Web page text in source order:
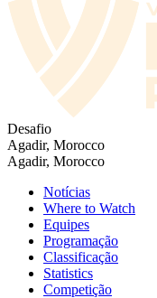
Desafio
Agadir, Morocco
Agadir, Morocco
Notícias
Where to Watch
Equipes
Programação
Classificação
Statistics
Competição